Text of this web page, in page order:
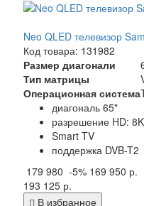
Neo QLED телевизор
Код товара: 131982
Размер диагонали
Тип матрицы
Операционная система
диагональ 65"
разрешение HD:
Smart TV
поддержка DVB-T2
179 980 -5% 169 950 р.
193 125 р.
В избранное